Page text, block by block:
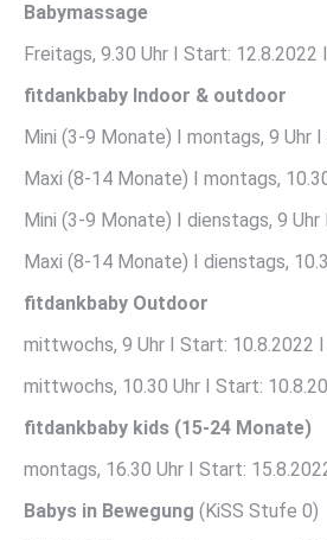
Babymassage
Freitags, 9.30 Uhr I Start: 12.8.2022
fitdankbaby Indoor & outdoor
Mini (3-9 Monate) I montags, 9 Uhr I
Maxi (8-14 Monate) I montags,
Mini (3-9 Monate) I dienstags, 9 Uhr
Maxi (8-14 Monate) I dienstags,
fitdankbaby Outdoor
mittwochs, 9 Uhr I Start: 10.8.2022 I
mittwochs, 10.30 Uhr I Start:
fitdankbaby kids (15-24 Monate)
montags, 16.30 Uhr I Start:
Babys in Bewegung (KiSS Stufe 0)